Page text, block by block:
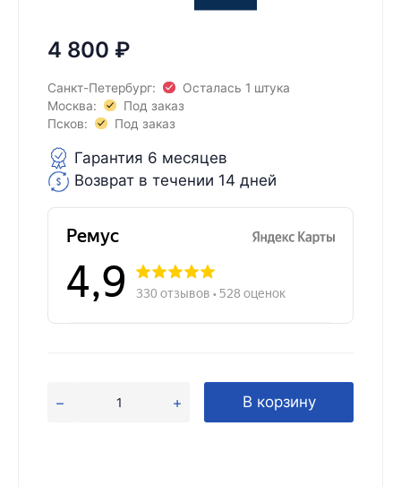
4 800 ₽
Санкт-Петербург:
Осталась 1 штука
Москва:
Под заказ
Псков:
Под заказ
Гарантия 6 месяцев
Возврат в течении 14 дней
В корзину